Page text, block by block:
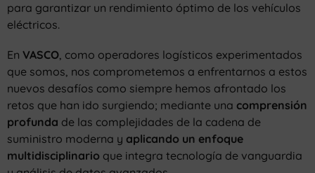
para garantizar un rendimiento óptimo de los vehículos
eléctricos.
En VASCO , como operadores logísticos experimentados
que somos, nos comprometemos a enfrentarnos a estos
nuevos desafíos como siempre hemos afrontado los
retos que han ido surgiendo; mediante una comprensión
profunda de las complejidades de la cadena de
suministro moderna y aplicando un enfoque
multidisciplinario que integra tecnología de vanguardia